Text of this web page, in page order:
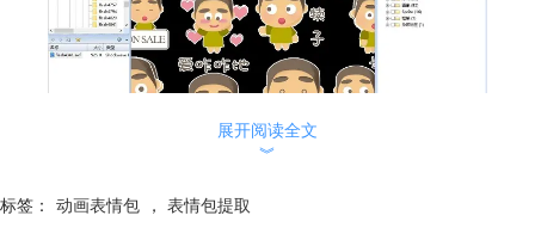
第二、浏览素材
展开阅读全文
︾
标签： 动画表情包 ， 表情包提取